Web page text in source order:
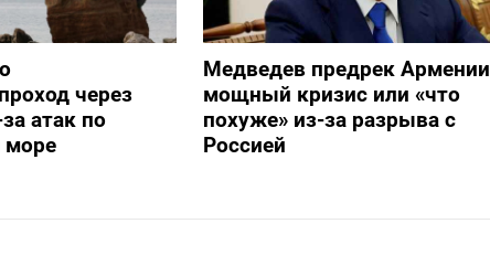
через
атак по
море
Медведев предрек Армении
мощный кризис или «что
похуже» из-за разрыва с
Россией